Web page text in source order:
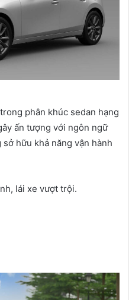
phân khúc sedan hạng
ấn tượng với ngôn ngữ
hữu khả năng vận hành
lái xe vượt trội.